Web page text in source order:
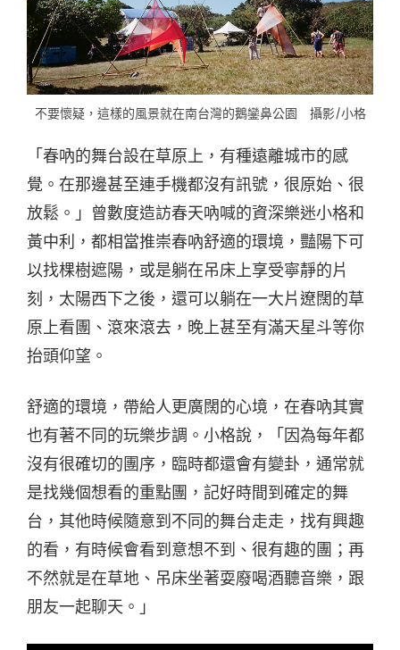
不要懷疑，這樣的風景就在南台灣的鵝鑾鼻公園 攝影/小格
「春吶的舞台設在草原上，有種遠離城市的感
覺。在那邊甚至連手機都沒有訊號，很原始、很
放鬆。」曾數度造訪春天吶喊的資深樂迷小格和
黃中利，都相當推崇春吶舒適的環境，豔陽下可
以找棵樹遮陽，或是躺在吊床上享受寧靜的片
刻，太陽西下之後，還可以躺在一大片遼闊的草
原上看團、滾來滾去，晚上甚至有滿天星斗等你
抬頭仰望。
舒適的環境，帶給人更廣闊的心境，在春吶其實
也有著不同的玩樂步調。小格說，「因為每年都
沒有很確切的團序，臨時都還會有變卦，通常就
是找幾個想看的重點團，記好時間到確定的舞
台，其他時候隨意到不同的舞台走走，找有興趣
的看，有時候會看到意想不到、很有趣的團；再
不然就是在草地、吊床坐著耍廢喝酒聽音樂，跟
朋友一起聊天。」